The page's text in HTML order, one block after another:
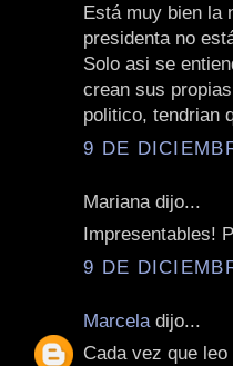
Está muy bien la
presidenta no
Solo asi se
crean sus
politico, tendrian
9 DE
Mariana dijo...
Impresentables!
9 DE
Marcela dijo...
Cada vez que